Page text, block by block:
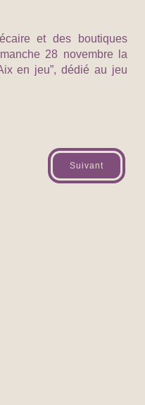
et des boutiques
28 novembre la
en jeu”, dédié au jeu
Suivant